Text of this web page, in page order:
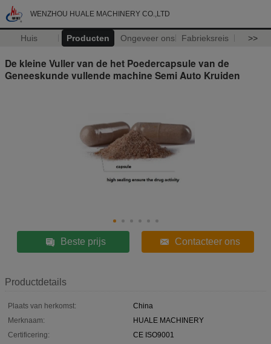
WENZHOU HUALE MACHINERY CO.,LTD
Huis Producten Ongeveer ons Fabrieksreis >>
De kleine Vuller van de het Poedercapsule van de
Geneeskunde vullende machine Semi Auto Kruiden
Beste prijs Contacteer ons
Productdetails
Plaats van herkomst:
China
Merknaam:
HUALE MACHINERY
Certificering:
CE ISO9001